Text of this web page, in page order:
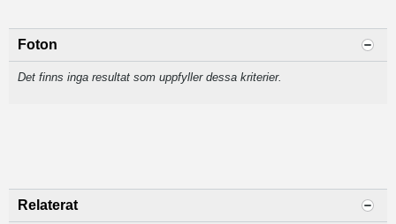
Foton
Det finns inga resultat som uppfyller dessa kriterier.
Relaterat